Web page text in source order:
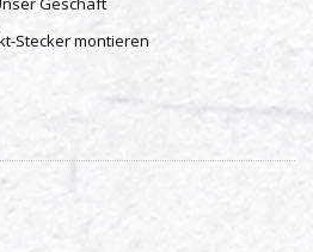
Stecker montieren